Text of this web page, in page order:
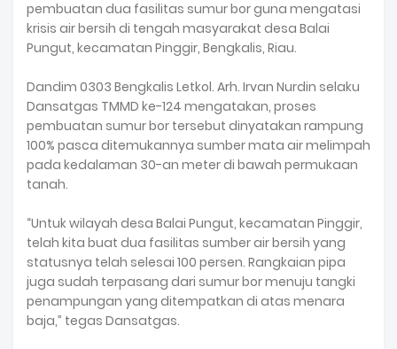
pembuatan dua fasilitas sumur bor guna mengatasi
krisis air bersih di tengah masyarakat desa Balai
Pungut, kecamatan Pinggir, Bengkalis, Riau.
Dandim 0303 Bengkalis Letkol. Arh. Irvan Nurdin selaku
Dansatgas TMMD ke-124 mengatakan, proses
pembuatan sumur bor tersebut dinyatakan rampung
100% pasca ditemukannya sumber mata air melimpah
pada kedalaman 30-an meter di bawah permukaan
tanah.
“Untuk wilayah desa Balai Pungut, kecamatan Pinggir,
telah kita buat dua fasilitas sumber air bersih yang
statusnya telah selesai 100 persen. Rangkaian pipa
juga sudah terpasang dari sumur bor menuju tangki
penampungan yang ditempatkan di atas menara
baja,” tegas Dansatgas.